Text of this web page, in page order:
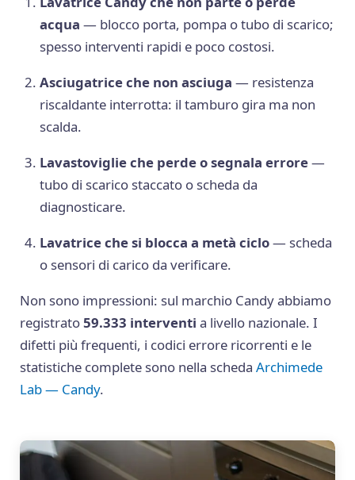
acqua — blocco porta, pompa o tubo di scarico;
spesso interventi rapidi e poco costosi.
Asciugatrice che non asciuga — resistenza
riscaldante interrotta: il tamburo gira ma non
scalda.
Lavastoviglie che perde o segnala errore—
tubo di scarico staccato o scheda da
diagnosticare.
Lavatrice che si blocca a metà ciclo— scheda
o sensori di carico da verificare.
Non sono impressioni: sul marchio Candy abbiamo
registrato59.333 interventi a livello nazionale. I
difetti più frequenti, i codici errore ricorrenti e le
statistiche complete sono nella schedaArchimede
Lab — Candy.